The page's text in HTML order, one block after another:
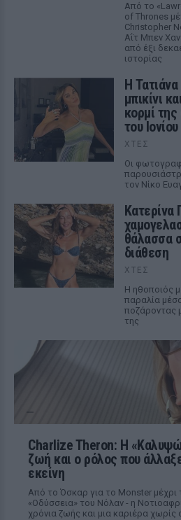
Από το
of Thrones
Christopher
Αΐτ Μπεν
από έξι
ιστορίας
Η
μπικίνι
κορμί
του Ιονίου
ΧΤΕΣ
Οι
τον Νίκο
Κατερίνα
θάλασσα
διάθεση
ΧΤΕΣ
Η ηθοποιός
παραλία
ποζάροντας
της
Charlize Theron: Η
ζωή και ο ρόλος που
εκείνη
Από το Όσκαρ για το Monster
«Οδύσσεια» του Νόλαν - η
χρόνια ζωής και μια καριέρα χωρίς